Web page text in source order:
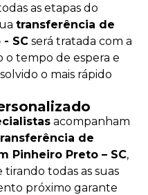
as etapas do
transferência de
SC será tratada com a
o tempo de espera e
o mais rápido
acompanham
de
Pinheiro Preto – SC,
todas as suas
próximo garante